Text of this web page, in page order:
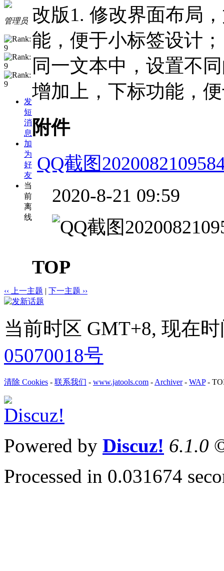
管理员
发
短
消
息
加
为
好
友
当
前
离
线
改版1. 修改界面布局
能，便于小标签设计
同一文本中，设置不
增加上，下标功能，
附件
QQ截图
2020-8-21 09:59
TOP
‹‹ 上一主题 | 下一主题 ››
当前时区 GMT+8, 现在
05070018号
清除 Cookies - 联系我们 - www.jatools.com - Archiver- WAP-
Powered by Discuz! 6.1.0
Processed in 0.031674